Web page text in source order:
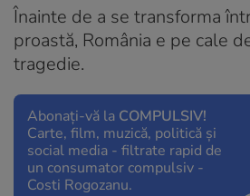
Înainte de a se transforma
proastă, România e pe cale
tragedie.
Abonați-vă la COMPULSIV!
Carte, film, muzică, politică și
social media - filtrate rapid de
un consumator compulsiv -
Costi Rogozanu.